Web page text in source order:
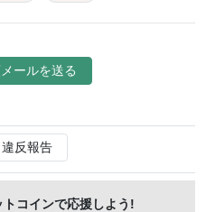
寿 高齢者
ループ ループ対応
ールを送る
違反報告
トコインで応援しよう!